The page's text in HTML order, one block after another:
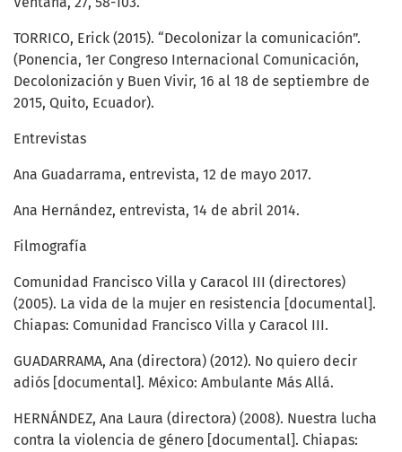
TORRICO, Erick (2015). “Decolonizar la comunicación”.
(Ponencia, 1er Congreso Internacional Comunicación,
Decolonización y Buen Vivir, 16 al 18 de septiembre de
2015, Quito, Ecuador).
Entrevistas
Ana Guadarrama, entrevista, 12 de mayo 2017.
Ana Hernández, entrevista, 14 de abril 2014.
Filmografía
Comunidad Francisco Villa y Caracol III (directores)
(2005). La vida de la mujer en resistencia [documental].
Chiapas: Comunidad Francisco Villa y Caracol III.
GUADARRAMA, Ana (directora) (2012). No quiero decir
adiós [documental]. México: Ambulante Más Allá.
HERNÁNDEZ, Ana Laura (directora) (2008). Nuestra lucha
contra la violencia de género [documental]. Chiapas: